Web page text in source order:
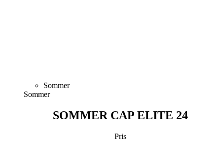
Sommer
Sommer
SOMMER CAP ELITE 24
Pris